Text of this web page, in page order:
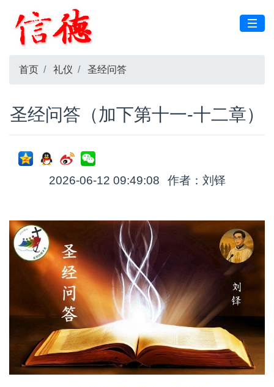
首页 礼仪 圣经问答
圣经问答（加下第十一-十二章）
2026-06-12 09:49:08 作者：刘铎